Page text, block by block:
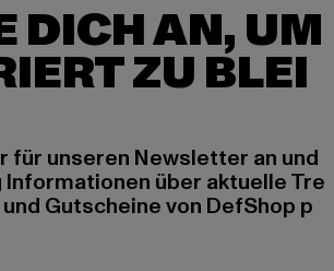
DICH AN, UM
ZU BLEI
für unseren Newsletter an und
über aktuelle Tre
Gutscheine von DefShop p